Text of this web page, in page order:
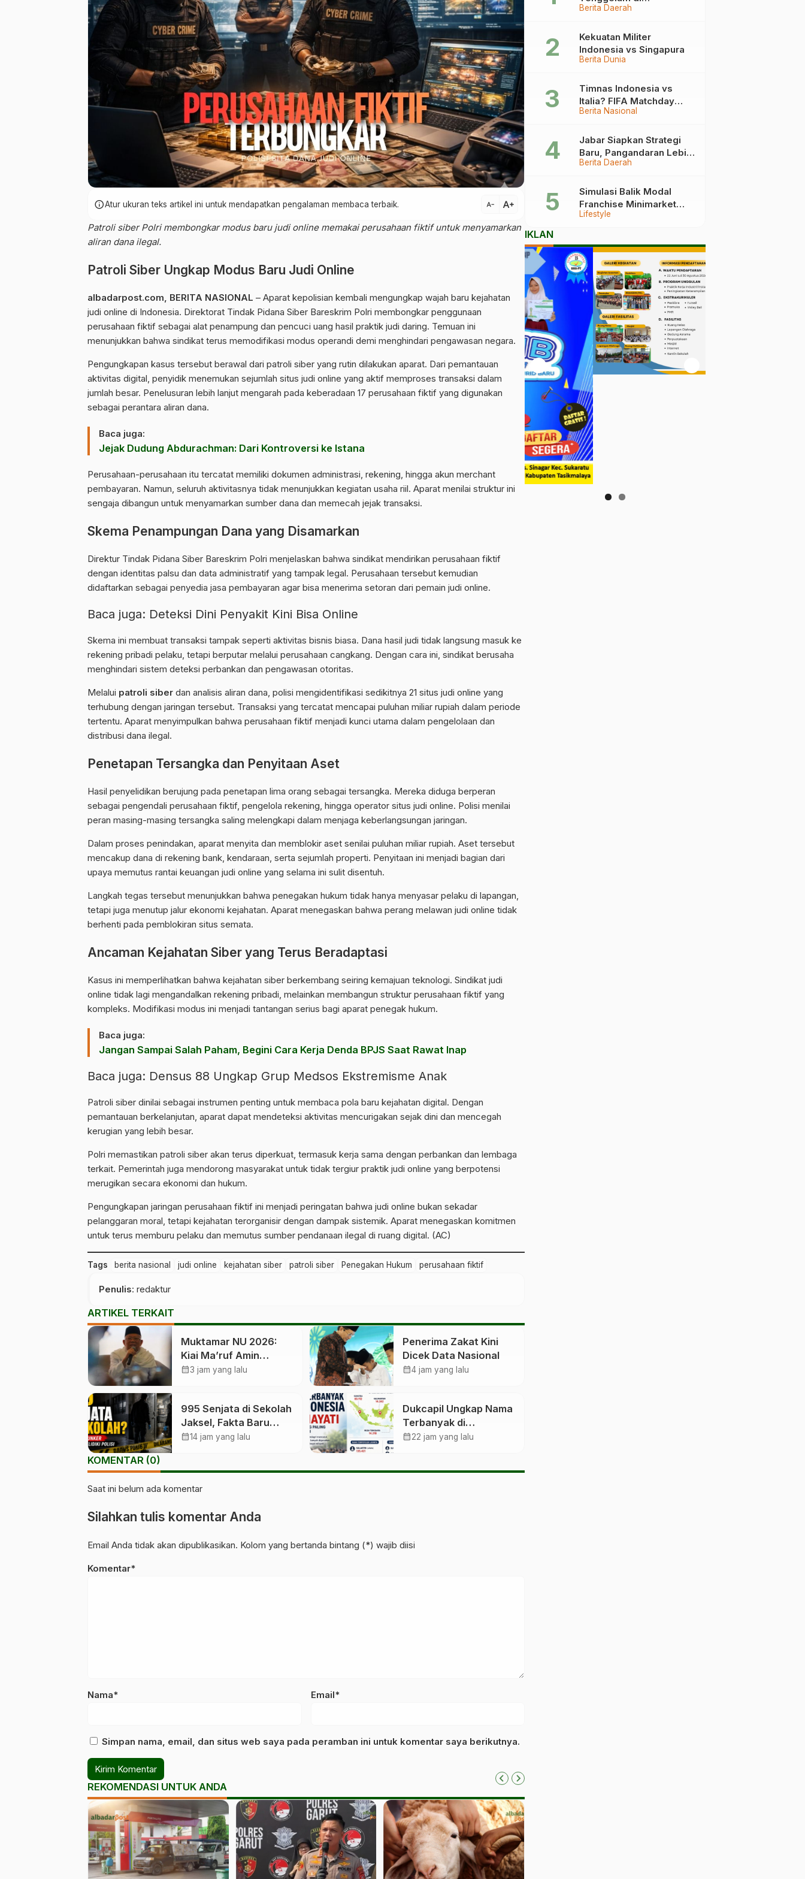
infoAtur ukuran teks artikel ini untuk mendapatkan pengalaman membaca terbaik. text_decrease text_increase
Patroli siber Polri membongkar modus baru judi online memakai perusahaan fiktif untuk menyamarkan
aliran dana ilegal.
Patroli Siber Ungkap Modus Baru Judi Online
albadarpost.com, BERITA NASIONAL – Aparat kepolisian kembali mengungkap wajah baru kejahatan
judi online di Indonesia. Direktorat Tindak Pidana Siber Bareskrim Polri membongkar penggunaan
perusahaan fiktif sebagai alat penampung dan pencuci uang hasil praktik judi daring. Temuan ini
menunjukkan bahwa sindikat terus memodifikasi modus operandi demi menghindari pengawasan negara.
Pengungkapan kasus tersebut berawal dari patroli siber yang rutin dilakukan aparat. Dari pemantauan
aktivitas digital, penyidik menemukan sejumlah situs judi online yang aktif memproses transaksi dalam
jumlah besar. Penelusuran lebih lanjut mengarah pada keberadaan 17 perusahaan fiktif yang digunakan
sebagai perantara aliran dana.
Baca juga:
Jejak Dudung Abdurachman: Dari Kontroversi ke Istana
Perusahaan-perusahaan itu tercatat memiliki dokumen administrasi, rekening, hingga akun merchant
pembayaran. Namun, seluruh aktivitasnya tidak menunjukkan kegiatan usaha riil. Aparat menilai struktur ini
sengaja dibangun untuk menyamarkan sumber dana dan memecah jejak transaksi.
Skema Penampungan Dana yang Disamarkan
Direktur Tindak Pidana Siber Bareskrim Polri menjelaskan bahwa sindikat mendirikan perusahaan fiktif
dengan identitas palsu dan data administratif yang tampak legal. Perusahaan tersebut kemudian
didaftarkan sebagai penyedia jasa pembayaran agar bisa menerima setoran dari pemain judi online.
Baca juga: Deteksi Dini Penyakit Kini Bisa Online
Skema ini membuat transaksi tampak seperti aktivitas bisnis biasa. Dana hasil judi tidak langsung masuk ke
rekening pribadi pelaku, tetapi berputar melalui perusahaan cangkang. Dengan cara ini, sindikat berusaha
menghindari sistem deteksi perbankan dan pengawasan otoritas.
Melalui patroli siber dan analisis aliran dana, polisi mengidentifikasi sedikitnya 21 situs judi online yang
terhubung dengan jaringan tersebut. Transaksi yang tercatat mencapai puluhan miliar rupiah dalam periode
tertentu. Aparat menyimpulkan bahwa perusahaan fiktif menjadi kunci utama dalam pengelolaan dan
distribusi dana ilegal.
Penetapan Tersangka dan Penyitaan Aset
Hasil penyelidikan berujung pada penetapan lima orang sebagai tersangka. Mereka diduga berperan
sebagai pengendali perusahaan fiktif, pengelola rekening, hingga operator situs judi online. Polisi menilai
peran masing-masing tersangka saling melengkapi dalam menjaga keberlangsungan jaringan.
Dalam proses penindakan, aparat menyita dan memblokir aset senilai puluhan miliar rupiah. Aset tersebut
mencakup dana di rekening bank, kendaraan, serta sejumlah properti. Penyitaan ini menjadi bagian dari
upaya memutus rantai keuangan judi online yang selama ini sulit disentuh.
Langkah tegas tersebut menunjukkan bahwa penegakan hukum tidak hanya menyasar pelaku di lapangan,
tetapi juga menutup jalur ekonomi kejahatan. Aparat menegaskan bahwa perang melawan judi online tidak
berhenti pada pemblokiran situs semata.
Ancaman Kejahatan Siber yang Terus Beradaptasi
Kasus ini memperlihatkan bahwa kejahatan siber berkembang seiring kemajuan teknologi. Sindikat judi
online tidak lagi mengandalkan rekening pribadi, melainkan membangun struktur perusahaan fiktif yang
kompleks. Modifikasi modus ini menjadi tantangan serius bagi aparat penegak hukum.
Baca juga:
Jangan Sampai Salah Paham, Begini Cara Kerja Denda BPJS Saat Rawat Inap
Baca juga: Densus 88 Ungkap Grup Medsos Ekstremisme Anak
Patroli siber dinilai sebagai instrumen penting untuk membaca pola baru kejahatan digital. Dengan
pemantauan berkelanjutan, aparat dapat mendeteksi aktivitas mencurigakan sejak dini dan mencegah
kerugian yang lebih besar.
Polri memastikan patroli siber akan terus diperkuat, termasuk kerja sama dengan perbankan dan lembaga
terkait. Pemerintah juga mendorong masyarakat untuk tidak tergiur praktik judi online yang berpotensi
merugikan secara ekonomi dan hukum.
Pengungkapan jaringan perusahaan fiktif ini menjadi peringatan bahwa judi online bukan sekadar
pelanggaran moral, tetapi kejahatan terorganisir dengan dampak sistemik. Aparat menegaskan komitmen
untuk terus memburu pelaku dan memutus sumber pendanaan ilegal di ruang digital. (AC)
Tags berita nasional judi online kejahatan siber patroli siber Penegakan Hukum perusahaan fiktif
Penulis: redaktur
ARTIKEL TERKAIT
Muktamar NU 2026:
Kiai Ma’ruf Amin
Ingatkan NU Jangan
calendar_month3 jam yang lalu
Penerima Zakat Kini
Dicek Data Nasional
calendar_month4 jam yang lalu
995 Senjata di Sekolah
Jaksel, Fakta Baru
Terungkap
calendar_month14 jam yang lalu
Dukcapil Ungkap Nama
Terbanyak di
Indonesia, Hasilnya
calendar_month22 jam yang lalu
KOMENTAR (0)
Saat ini belum ada komentar
Silahkan tulis komentar Anda
Email Anda tidak akan dipublikasikan. Kolom yang bertanda bintang (*) wajib diisi
Komentar*
Nama* Email*
Simpan nama, email, dan situs web saya pada peramban ini untuk komentar saya berikutnya.
REKOMENDASI UNTUK ANDA
Berita Daerah
Pangandaran Berakhir
Berita Dunia
Kekuatan Militer
Indonesia vs Singapura
Berita Nasional
Timnas Indonesia vs
Italia? FIFA Matchday
2026 Jadi Laga Terbesar
Berita Daerah
Jabar Siapkan Strategi
Baru, Pangandaran Lebih
Mudah Dijangkau
Lifestyle
Simulasi Balik Modal
Franchise Minimarket
2026
IKLAN